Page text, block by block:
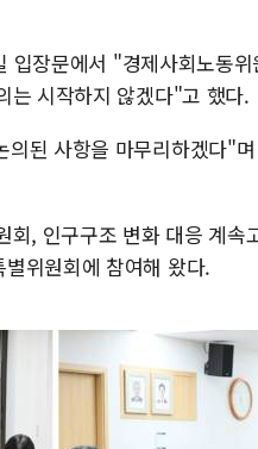
장문에서 "경제사회노동
는 시작하지 않겠다"고 했다.
된 사항을 마무리하겠다"
회, 인구구조 변화 대응 계속
위원회에 참여해 왔다.